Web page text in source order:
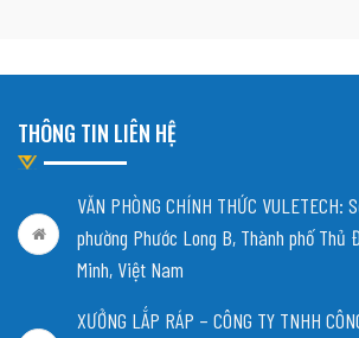
THÔNG TIN LIÊN HỆ
VĂN PHÒNG CHÍNH THỨC VULETECH:
phường Phước Long B, Thành phố Thủ
Minh, Việt Nam
XƯỞNG LẮP RÁP – CÔNG TY TNHH